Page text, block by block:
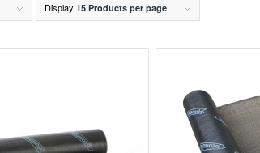
Display 15 Products per page